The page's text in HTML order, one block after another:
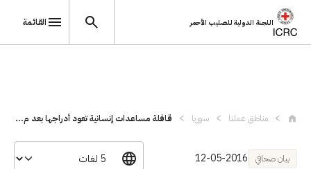
اللجنة الدولية للصليب الأحمر القائمة
مناطق عملنا سوريا قافلة مساعدات إنسانية تعود أدراجها بعد م...
بيان صحافي 12-05-2016